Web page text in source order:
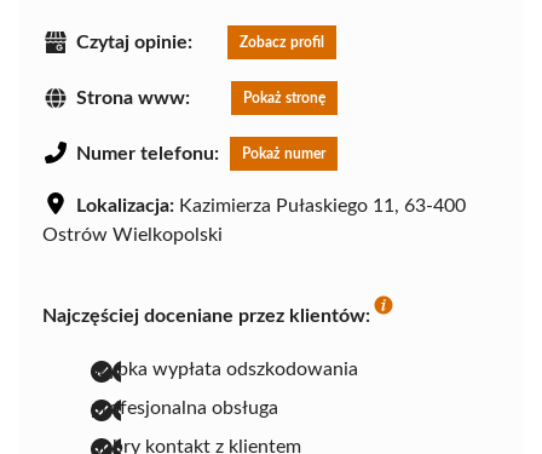
Czytaj opinie: Zobacz profil
Strona www: Pokaż stronę
Numer telefonu: Pokaż numer
Lokalizacja: Kazimierza Pułaskiego 11, 63-400
Ostrów Wielkopolski
Najczęściej doceniane przez klientów:
szybka wypłata odszkodowania
profesjonalna obsługa
dobry kontakt z klientem